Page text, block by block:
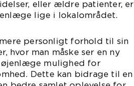
eller ældre patienter, er
lige i lokalområdet.
personligt forhold til sin
man måske ser en ny
øjenlæge mulighed for
Dette kan bidrage til en